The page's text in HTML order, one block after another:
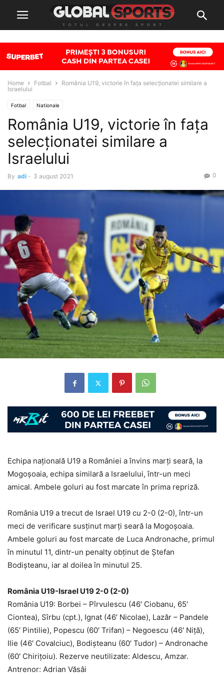
Home Fotbal
România U19, victorie în fața selecționatei similare a
Israelului
Fotbal Nationale
România U19, victorie în fața
selecționatei similare a
Israelului
By adi - 3 august 2021 0
Echipa națională U19 a României a învins marți seară, la
Mogoșoaia, echipa similară a Israelului, într-un meci
amical. Ambele goluri au fost marcate în prima repriză.
România U19 a trecut de Israel U19 cu 2-0 (2-0), într-un
meci de verificare susținut marți seară la Mogoșoaia.
Ambele goluri au fost marcate de Luca Andronache, primul
în minutul 11, dintr-un penalty obținut de Ștefan
Bodișteanu, iar al doilea în minutul 25.
România U19-Israel U19 2-0 (2-0)
România U19: Borbei – Pîrvulescu (46′ Ciobanu, 65′
Ciontea), Sîrbu (cpt.), Ignat (46′ Nicolae), Lazăr – Pandele
(65′ Pintilie), Popescu (60′ Trifan) – Negoescu (46′ Niță),
Ilie (46′ Covalciuc), Bodișteanu (60′ Tudor) – Andronache
(60′ Chirițoiu). Rezerve neutilizate: Aldescu, Amzar.
Antrenor: Adrian Văsâi